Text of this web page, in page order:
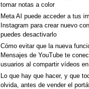
tomar notas a color
Meta AI puede acceder a tus
Instagram para crear nuevo
puedes desactivarlo
Cómo evitar que la nueva
Mensajes de YouTube te
usuarios al compartir vídeos
Lo que hay que hacer, y que
olvida, antes de vender el